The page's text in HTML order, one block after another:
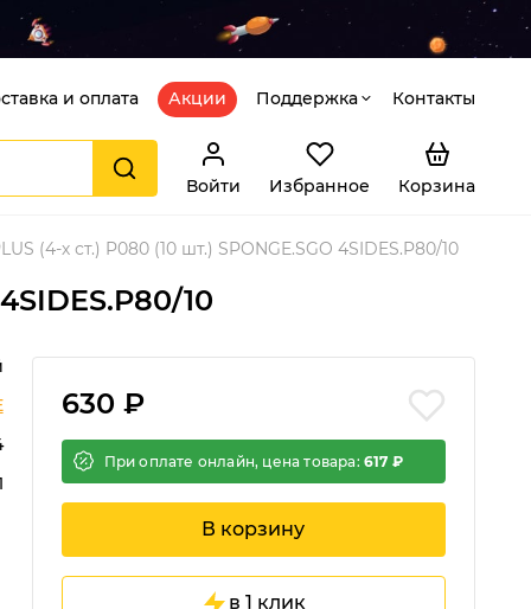
и оплата Акции Поддержка Контакты
Войти Избранное Корзина
(4-х ст.) P080 (10 шт.) SPONGE.SGO 4SIDES.P80/10
10
630 ₽
При оплате онлайн, цена товара:617 ₽
В корзину
в 1 клик